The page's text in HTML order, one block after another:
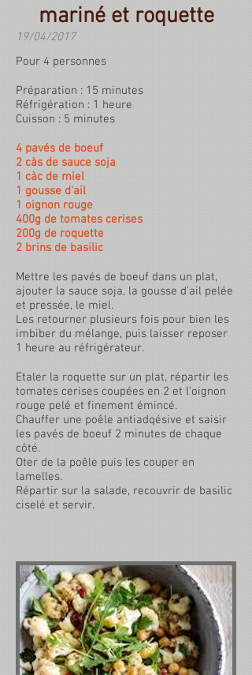
mariné et roquette
19/04/2017
Pour 4 personnes
Préparation : 15 minutes
Réfrigération : 1 heure
Cuisson : 5 minutes
4 pavés de boeuf
2 càs de sauce soja
1 càc de miel
1 gousse d'ail
1 oignon rouge
400g de tomates cerises
200g de roquette
2 brins de basilic
Mettre les pavés de boeuf dans un plat,
ajouter la sauce soja, la gousse d'ail pelée
et pressée, le miel.
Les retourner plusieurs fois pour bien les
imbiber du mélange, puis laisser reposer
1 heure au réfrigérateur.
Etaler la roquette sur un plat, répartir les
tomates cerises coupées en 2 et l'oignon
rouge pelé et finement émincé.
Chauffer une poêle antiadqésive et saisir
les pavés de boeuf 2 minutes de chaque
côté.
Oter de la poêle puis les couper en
lamelles.
Répartir sur la salade, recouvrir de basilic
ciselé et servir.